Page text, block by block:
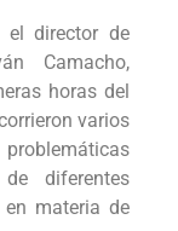
el director de
Camacho,
horas del
varios
diferentes
materia de